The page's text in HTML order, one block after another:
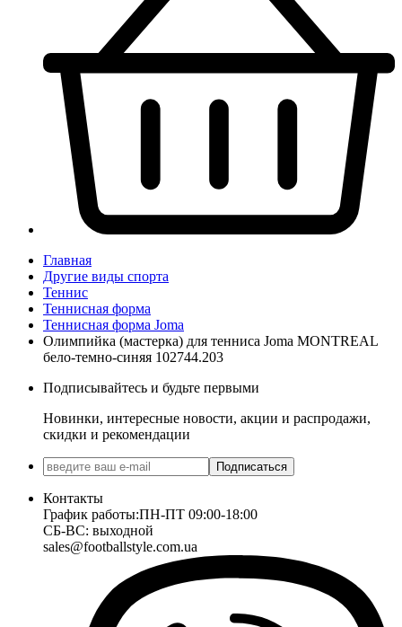
Главная
Другие виды спорта
Теннис
Теннисная форма
Теннисная форма Joma
Олимпийка (мастерка) для тенниса Joma MONTREAL
бело-темно-синяя 102744.203
Подписывайтесь и будьте первыми
Новинки, интересные новости, акции и распродажи,
скидки и рекомендации
Подписаться
Контакты
График работы:ПН-ПТ 09:00-18:00
СБ-ВС: выходной
sales@footballstyle.com.ua